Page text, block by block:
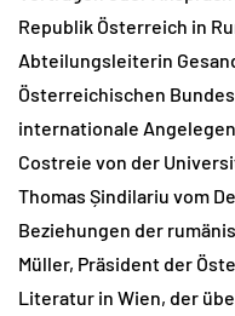
Republik Österreich in
Abteilungsleiterin
Österreichischen
internationale
Costreie von der
Thomas Șindilariu vom
Beziehungen der
Müller, Präsident der
Literatur in Wien, der